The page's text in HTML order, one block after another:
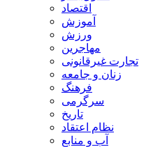
اقتصاد
آموزش
ورزش
مهاجرین
تجارت غیرقانونی
زنان و جامعه
فرهنگ
سرگرمی
تاریخ
نظام اعتقاد
آب و منابع